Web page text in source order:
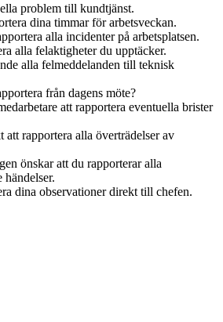
problem till kundtjänst.
dina timmar för arbetsveckan.
alla incidenter på arbetsplatsen.
alla felaktigheter du upptäcker.
alla felmeddelanden till teknisk
från dagens möte?
att rapportera eventuella brister
att rapportera alla överträdelser av
önskar att du rapporterar alla
händelser.
dina observationer direkt till chefen.